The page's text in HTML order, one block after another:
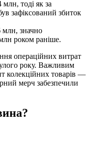
тоді як за
зафіксований збиток
млн, значно
роком раніше.
операційних витрат
року. Важливим
колекційних товарів —
мерч забезпечили